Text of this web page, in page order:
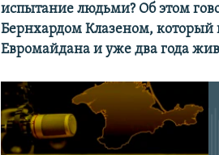
испытание людьми? Об этом
Бернхардом Клазеном, который
Евромайдана и уже два года
No